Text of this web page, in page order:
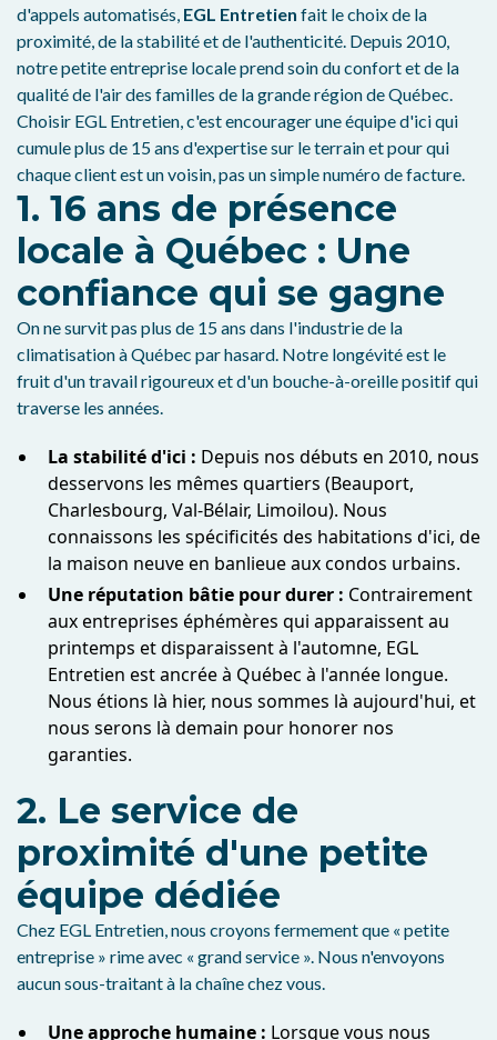
d'appels automatisés, EGL Entretien fait le choix de la
proximité, de la stabilité et de l'authenticité. Depuis 2010,
notre petite entreprise locale prend soin du confort et de la
qualité de l'air des familles de la grande région de Québec.
Choisir EGL Entretien, c'est encourager une équipe d'ici qui
cumule plus de 15 ans d'expertise sur le terrain et pour qui
chaque client est un voisin, pas un simple numéro de facture.
1. 16 ans de présence
locale à Québec : Une
confiance qui se gagne
On ne survit pas plus de 15 ans dans l'industrie de la
climatisation à Québec par hasard. Notre longévité est le
fruit d'un travail rigoureux et d'un bouche-à-oreille positif qui
traverse les années.
La stabilité d'ici : Depuis nos débuts en 2010, nous
desservons les mêmes quartiers (Beauport,
Charlesbourg, Val-Bélair, Limoilou). Nous
connaissons les spécificités des habitations d'ici, de
la maison neuve en banlieue aux condos urbains.
Une réputation bâtie pour durer : Contrairement
aux entreprises éphémères qui apparaissent au
printemps et disparaissent à l'automne, EGL
Entretien est ancrée à Québec à l'année longue.
Nous étions là hier, nous sommes là aujourd'hui, et
nous serons là demain pour honorer nos
garanties.
2. Le service de
proximité d'une petite
équipe dédiée
Chez EGL Entretien, nous croyons fermement que « petite
entreprise » rime avec « grand service ». Nous n'envoyons
aucun sous-traitant à la chaîne chez vous.
Une approche humaine : Lorsque vous nous